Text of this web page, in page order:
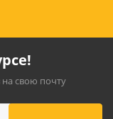
свою почту